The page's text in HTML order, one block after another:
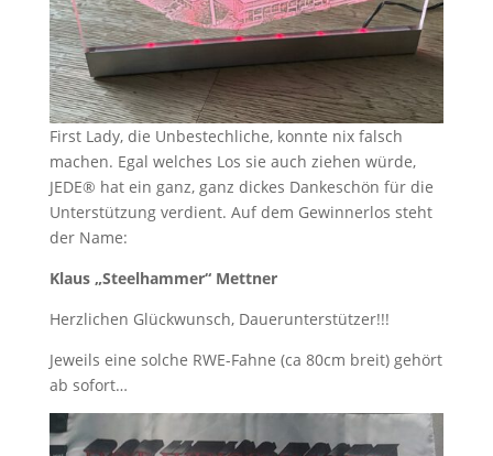
First Lady, die Unbestechliche, konnte nix falsch
machen. Egal welches Los sie auch ziehen würde,
JEDE® hat ein ganz, ganz dickes Dankeschön für die
Unterstützung verdient. Auf dem Gewinnerlos steht
der Name:
Klaus „Steelhammer“ Mettner
Herzlichen Glückwunsch, Dauerunterstützer!!!
Jeweils eine solche RWE-Fahne (ca 80cm breit) gehört
ab sofort…